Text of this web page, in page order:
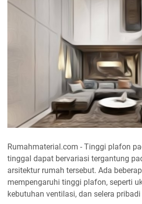
Rumahmaterial.com - Tinggi plafon
tinggal dapat bervariasi tergantung
arsitektur rumah tersebut. Ada
mempengaruhi tinggi plafon, seperti
kebutuhan ventilasi, dan selera